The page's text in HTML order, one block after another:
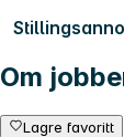
Om
Lagre favoritt